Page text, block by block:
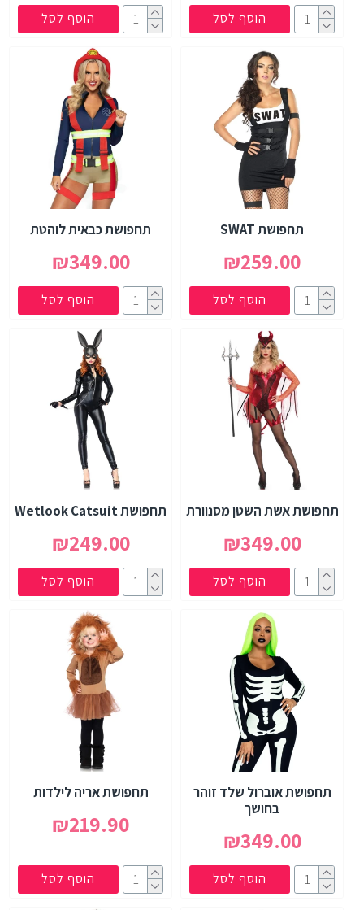
הוסף לסל הוסף לסל
תחפושת SWAT
₪259.00
הוסף לסל
תחפושת כבאית לוהטת
₪349.00
הוסף לסל
תחפושת אשת השטן מסנוורת
₪349.00
הוסף לסל
תחפושת Wetlook Catsuit
₪249.00
הוסף לסל
תחפושת אוברול שלד זוהר
בחושך
₪349.00
הוסף לסל
תחפושת אריה לילדות
₪219.90
הוסף לסל